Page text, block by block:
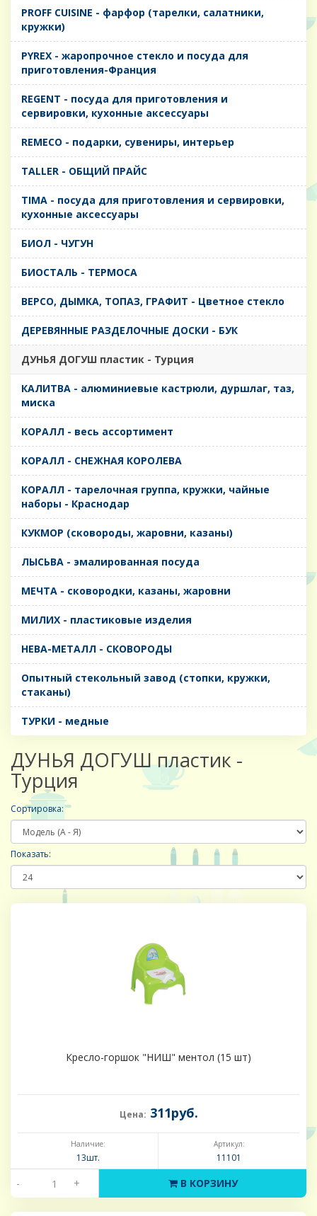
PROFF CUISINE - фарфор (тарелки, салатники,
кружки)
PYREX - жаропрочное стекло и посуда для
приготовления-Франция
REGENT - посуда для приготовления и
сервировки, кухонные аксессуары
REMECO - подарки, сувениры, интерьер
TALLER - ОБЩИЙ ПРАЙС
TIMA - посуда для приготовления и сервировки,
кухонные аксессуары
БИОЛ - ЧУГУН
БИОСТАЛЬ - ТЕРМОСА
ВЕРСО, ДЫМКА, ТОПАЗ, ГРАФИТ - Цветное стекло
ДЕРЕВЯННЫЕ РАЗДЕЛОЧНЫЕ ДОСКИ - БУК
ДУНЬЯ ДОГУШ пластик - Турция
КАЛИТВА - алюминиевые кастрюли, дуршлаг, таз,
миска
КОРАЛЛ - весь ассортимент
КОРАЛЛ - СНЕЖНАЯ КОРОЛЕВА
КОРАЛЛ - тарелочная группа, кружки, чайные
наборы - Краснодар
КУКМОР (сковороды, жаровни, казаны)
ЛЫСЬВА - эмалированная посуда
МЕЧТА - сковородки, казаны, жаровни
МИЛИХ - пластиковые изделия
НЕВА-МЕТАЛЛ - СКОВОРОДЫ
Опытный стекольный завод (стопки, кружки,
стаканы)
ТУРКИ - медные
ДУНЬЯ ДОГУШ пластик -
Турция
Сортировка:
Показать:
Кресло-горшок "НИШ" ментол (15 шт)
Цена: 311руб.
Наличие:
13шт.
Артикул:
11101
- + В КОРЗИНУ